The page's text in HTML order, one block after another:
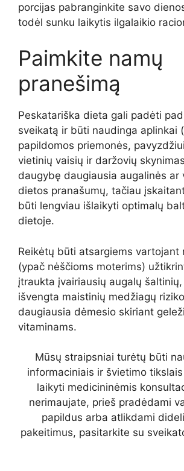
porcijas pabranginkite savo
todėl sunku laikytis ilgalaikio
Paimkite namų
pranešimą
Peskatariška dieta gali padėti
sveikatą ir būti naudinga aplinkai
papildomos priemonės,
vietinių vaisių ir daržovių
daugybę daugiausia augalinės ar
dietos pranašumų, tačiau
būti lengviau išlaikyti optimalų
dietoje.
Reikėtų būti atsargiems vartojant
(ypač nėščioms moterims)
įtraukta įvairiausių augalų
išvengta maistinių medžiagų
daugiausia dėmesio skiriant
vitaminams.
Mūsų straipsniai turėtų būti
informaciniais ir švietimo
laikyti medicininėmis
nerimaujate, prieš pradėdami
papildus arba atlikdami
pakeitimus, pasitarkite su